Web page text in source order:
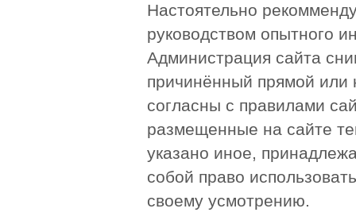
Настоятельно
руководством опытного
Администрация сайта
причинённый прямой или
согласны с правилами
размещенные на сайте
указано иное,
собой право
своему усмотрению.